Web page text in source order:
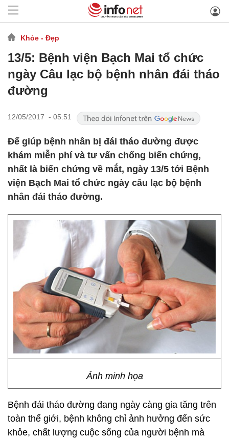
Khỏe - Đẹp
13/5: Bệnh viện Bạch Mai tổ chức
ngày Câu lạc bộ bệnh nhân đái tháo
đường
12/05/2017 - 05:51
Để giúp bệnh nhân bị đái tháo đường được
khám miễn phí và tư vấn chống biến chứng,
nhất là biến chứng về mắt, ngày 13/5 tới Bệnh
viện Bạch Mai tổ chức ngày câu lạc bộ bệnh
nhân đái tháo đường.
Ảnh minh họa
Bệnh đái tháo đường đang ngày càng gia tăng trên
toàn thế giới, bệnh không chỉ ảnh hưởng đến sức
khỏe, chất lượng cuộc sống của người bệnh mà